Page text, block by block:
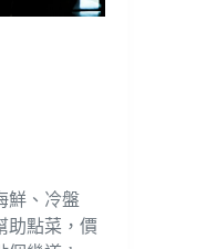
鮮、冷盤
助點菜，價